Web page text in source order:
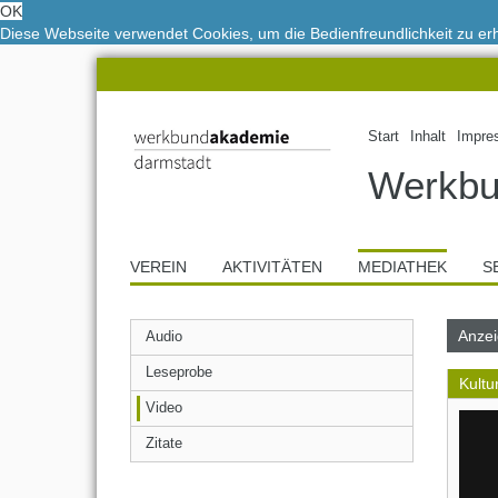
OK
Diese Webseite verwendet Cookies, um die Bedienfreundlichkeit zu
Start Inhalt
VEREIN AKTIVITÄTEN MEDIATHEK
Audio
Leseprobe
Video
Zitate